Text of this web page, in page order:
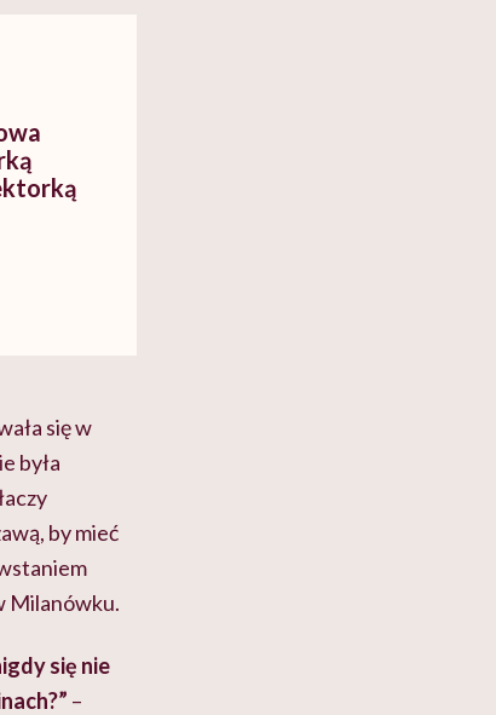
się w
była
by mieć
Milanówku.
się nie
–